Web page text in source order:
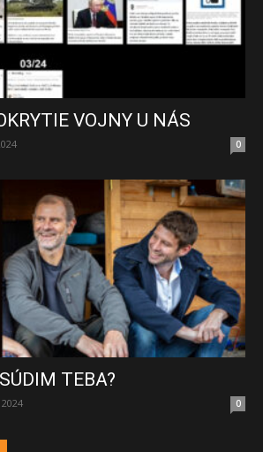
VOJNY U NÁS
0
TEBA?
0